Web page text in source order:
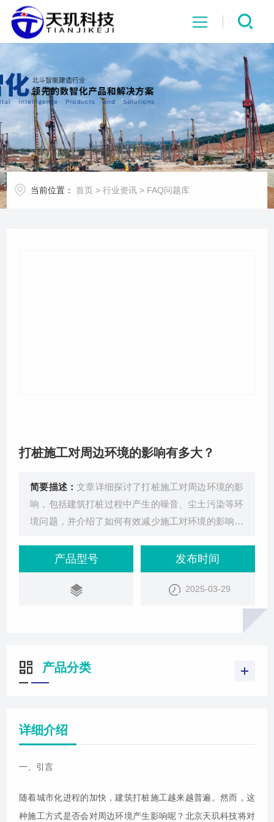
网站首页
系统中心
解决方案
项目案例
当前位置： 首页 >行业资讯 > FAQ问题库
打桩施工对周边环境的影响有多大？
简要描述：文章详细探讨了打桩施工对周边环境的影
响，包括建筑打桩过程中产生的噪音、尘土污染等环
境问题，并介绍了如何有效减少施工对环境的影响，
产品型号 发布时间
2025-03-29
产品分类
详细介绍
一、引言
随着城市化进程的加快，建筑打桩施工越来越普遍。然而，这
种施工方式是否会对周边环境产生影响呢？北京天玑科技将对